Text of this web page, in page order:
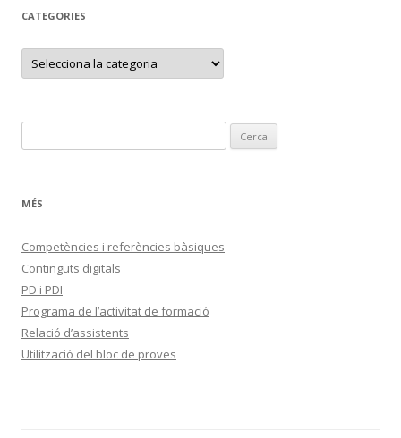
CATEGORIES
C
t
r
e
e
c
:
MÉS
Competències i referències bàsiques
Continguts digitals
PD i PDI
Programa de l’activitat de formació
Relació d’assistents
Utilització del bloc de proves